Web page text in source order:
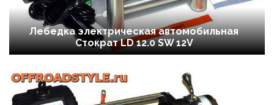
Лебедка электрическая автомобильная
Стократ LD 12.0 SW 12V